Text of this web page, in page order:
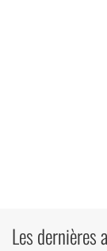
Les dernières